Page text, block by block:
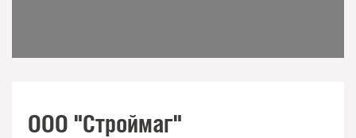
ООО "Строймаг"